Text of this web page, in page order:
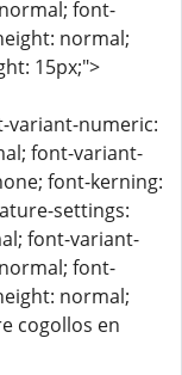
font-
normal;
15px;">
variant-numeric:
font-variant-
font-kerning:
settings:
font-variant-
font-
normal;
cogollos en